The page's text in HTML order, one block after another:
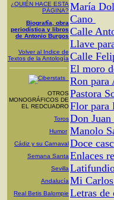
¿QUIÉN HACE ESTA
PÁGINA?
Biografía, obra
periodística y libros
de Antonio Burgos
Volver al Indice de
Textos de la Antología
OTROS
MONOGRÁFICOS DE
EL REDCUADRO
Toros
Humor
Cádiz y su Carnaval
Semana Santa
Sevilla
Andalucía
Real Betis Balompie
María
Cano
Calle
Llave
Calle
El moro
Ron para
Pastora
Flor para
Don Juan
Manolo
Doce
Enlaces
Mi
Letras de